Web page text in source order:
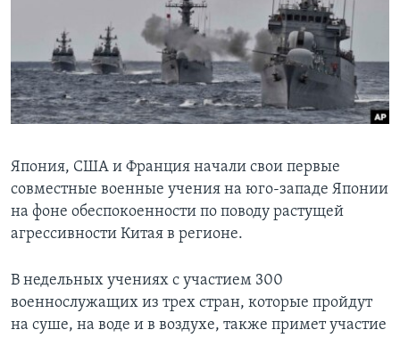
Learning English
СОЦИАЛЬНЫЕ СЕТИ
Языки
Япония, США и Франция начали свои первые
совместные военные учения на юго-западе Японии
на фоне обеспокоенности по поводу растущей
агрессивности Китая в регионе.
В недельных учениях с участием 300
военнослужащих из трех стран, которые пройдут
на суше, на воде и в воздухе, также примет участие